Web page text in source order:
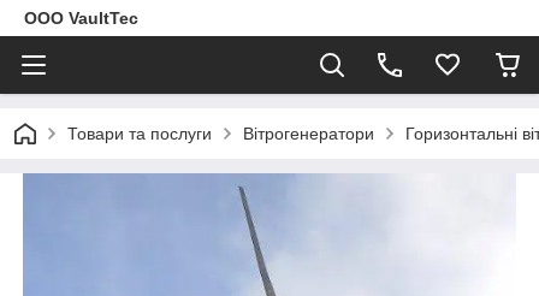
ООО VaultTec
Товари та послуги Вітрогенератори Горизонтальні